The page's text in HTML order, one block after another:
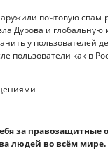
почтовую
Дурова и
у пользователей
пользователи как в
за правозащитные
людей во всём